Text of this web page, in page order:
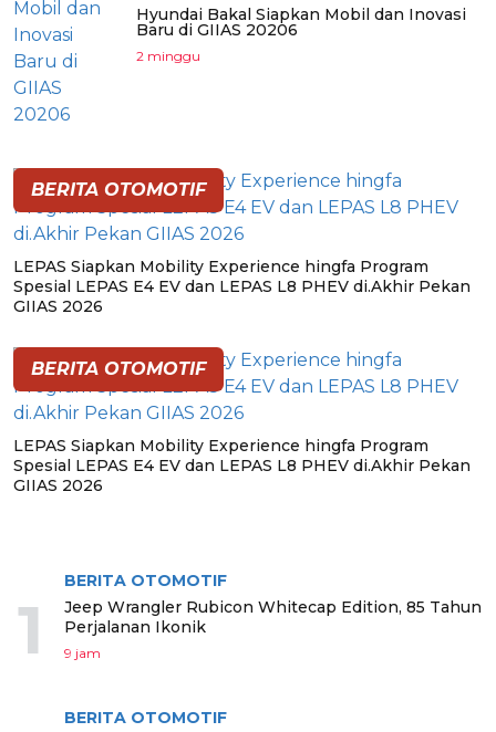
Hyundai Bakal Siapkan Mobil dan Inovasi
Baru di GIIAS 20206
2 minggu
BERITA OTOMOTIF
LEPAS Siapkan Mobility Experience hingfa Program
Spesial LEPAS E4 EV dan LEPAS L8 PHEV di.Akhir Pekan
GIIAS 2026
BERITA OTOMOTIF
LEPAS Siapkan Mobility Experience hingfa Program
Spesial LEPAS E4 EV dan LEPAS L8 PHEV di.Akhir Pekan
GIIAS 2026
1
BERITA OTOMOTIF
Jeep Wrangler Rubicon Whitecap Edition, 85 Tahun
Perjalanan Ikonik
9 jam
BERITA OTOMOTIF